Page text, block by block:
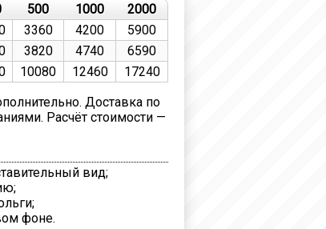
500 1000
2000
3360 4200
5900
3820 4740
6590
10080 12460
17240
Доставка по
Расчёт стоимости —
вид;
фоне.